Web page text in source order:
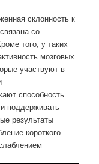
склонность к
со
того, у таких
мозговых
участвуют в
способность
поддерживать
результаты
короткого